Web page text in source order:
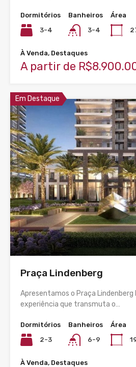
Dormitórios
3-4
Banheiros
3-4
Área
À Venda, Destaques
A partir de
Em Destaque
Praça Lindenberg
Apresentamos o Praça Lindenberg
experiência que transmuta o…
Dormitórios
2-3
Banheiros
6-9
Área
À Venda, Destaques